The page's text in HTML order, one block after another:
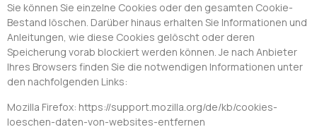
Sie können Sie einzelne Cookies oder den gesamten Cookie-
Bestand löschen. Darüber hinaus erhalten Sie Informationen und
Anleitungen, wie diese Cookies gelöscht oder deren
Speicherung vorab blockiert werden können. Je nach Anbieter
Ihres Browsers finden Sie die notwendigen Informationen unter
den nachfolgenden Links:
Mozilla Firefox: https://support.mozilla.org/de/kb/cookies-
loeschen-daten-von-websites-entfernen